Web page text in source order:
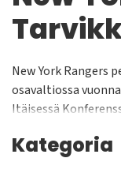
New York Rangers
osavaltiossa
Itäisessä
kotiottelunsa
Kategoria